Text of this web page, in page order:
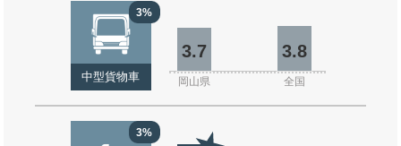
3%
中型貨物車
3.7 3.8
岡山県 全国
3%